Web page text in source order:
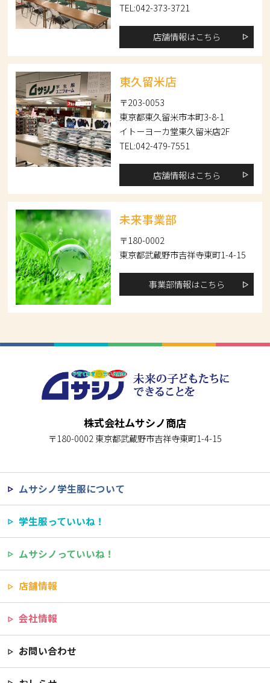
TEL:042-373-3721
店舗情報はこちら
東久留米店
〒203-0053
東京都東久留米市本町3-8-1
イトーヨーカ堂東久留米店2F
TEL:042-479-7551
店舗情報はこちら
未来事業部
〒180-0002
東京都武蔵野市吉祥寺東町1-4-15
事業部情報はこちら
株式会社ムサシノ商店
〒180-0002 東京都武蔵野市吉祥寺東町1-4-15
ムサシノ学生服について
学生服っていいね！
ムサシノっていいね！
店舗情報
会社情報
お問い合わせ